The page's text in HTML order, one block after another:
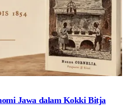
Jawa dalam Kokki Bitja